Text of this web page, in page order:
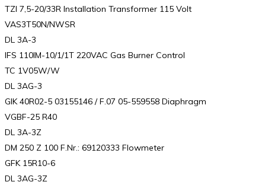
TZI 7,5-20/33R Installation Transformer 115 Volt
VAS3T50N/NWSR
DL 3A-3
IFS 110IM-10/1/1T 220VAC Gas Burner Control
TC 1V05W/W
DL 3AG-3
GIK 40R02-5 03155146 / F.07 05-559558 Diaphragm
VGBF-25 R40
DL 3A-3Z
DM 250 Z 100 F.Nr.: 69120333 Flowmeter
GFK 15R10-6
DL 3AG-3Z